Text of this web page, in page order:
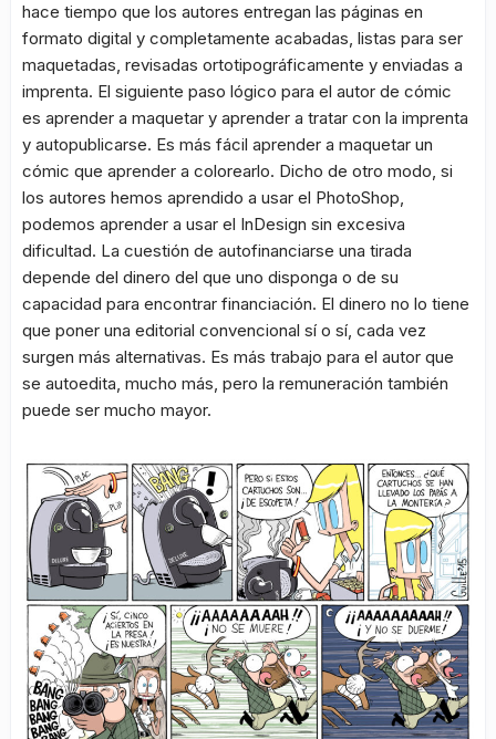
hace tiempo que los autores entregan las páginas en
formato digital y completamente acabadas, listas para ser
maquetadas, revisadas ortotipográficamente y enviadas a
imprenta. El siguiente paso lógico para el autor de cómic
es aprender a maquetar y aprender a tratar con la imprenta
y autopublicarse. Es más fácil aprender a maquetar un
cómic que aprender a colorearlo. Dicho de otro modo, si
los autores hemos aprendido a usar el PhotoShop,
podemos aprender a usar el InDesign sin excesiva
dificultad. La cuestión de autofinanciarse una tirada
depende del dinero del que uno disponga o de su
capacidad para encontrar financiación. El dinero no lo tiene
que poner una editorial convencional sí o sí, cada vez
surgen más alternativas. Es más trabajo para el autor que
se autoedita, mucho más, pero la remuneración también
puede ser mucho mayor.